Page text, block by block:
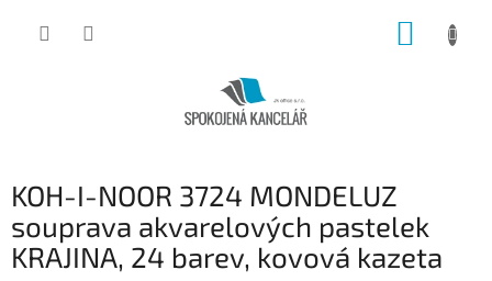
KOH-I-NOOR 3724 MONDELUZ
souprava akvarelových pastelek
KRAJINA, 24 barev, kovová kazeta